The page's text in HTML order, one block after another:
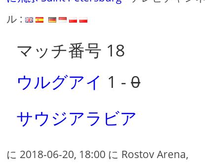
ル :
マッチ番号 18
ウルグアイ 1 -0
サウジアラビア
に 2018-06-20, 18:00 に Rostov Arena,